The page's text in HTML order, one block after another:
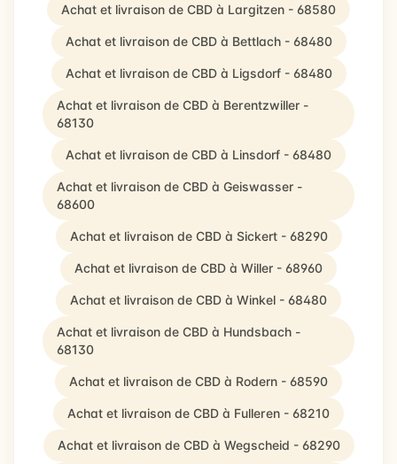
Achat et livraison de CBD à Largitzen - 68580
Achat et livraison de CBD à Bettlach - 68480
Achat et livraison de CBD à Ligsdorf - 68480
Achat et livraison de CBD à Berentzwiller -
68130
Achat et livraison de CBD à Linsdorf - 68480
Achat et livraison de CBD à Geiswasser -
68600
Achat et livraison de CBD à Sickert - 68290
Achat et livraison de CBD à Willer - 68960
Achat et livraison de CBD à Winkel - 68480
Achat et livraison de CBD à Hundsbach -
68130
Achat et livraison de CBD à Rodern - 68590
Achat et livraison de CBD à Fulleren - 68210
Achat et livraison de CBD à Wegscheid - 68290